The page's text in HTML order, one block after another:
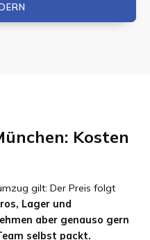
Kosten
gilt: Der Preis folgt
Lager und
aber genauso gern
selbst packt.